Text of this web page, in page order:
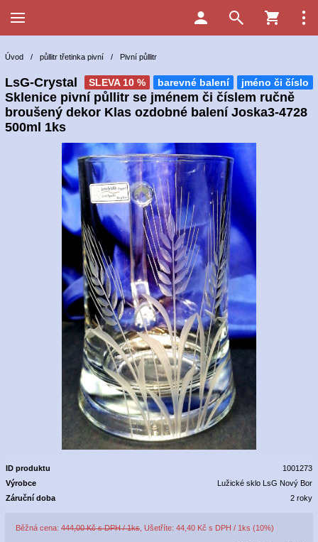
Úvod / půllitr třetinka pivní / Pivní půllitr
jméno či číslo
barevné balení
SLEVA 10 %
LsG-Crystal
Sklenice pivní půllitr se jménem či číslem ručně
broušený dekor Klas ozdobné balení Joska3-4728
500ml 1ks
ID produktu
1001273
Výrobce
Lužické sklo LsG Nový Bor
Záruční doba
2 roky
Běžná cena: 444,00 Kč s DPH / 1ks , Ušetříte: 44,40 Kč s DPH / 1ks (10%)